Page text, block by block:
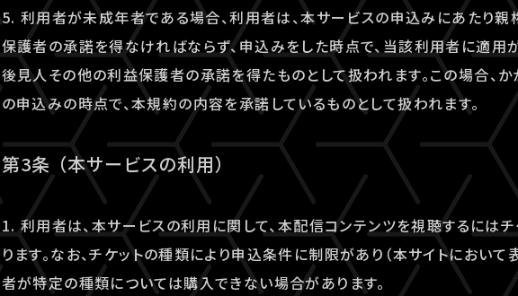
5. 利用者が未成年者である場合、利用者は、本サービスの申込みにあたり親
保護者の承諾を得なければならず、申込みをした時点で、当該利用者に適用
後見人その他の利益保護者の承諾を得たものとして扱われます。この場合、
の申込みの時点で、本規約の内容を承諾しているものとして扱われます。
第3条 （本サービスの利用）
1. 利用者は、本サービスの利用に関して、本配信コンテンツを視聴するには
ります。なお、チケットの種類により申込条件に制限があり（本サイトにおいて
者が特定の種類については購入できない場合があります。